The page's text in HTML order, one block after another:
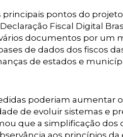
pontos do
Fiscal Digital
documentos por um
de dados dos fiscos
de estados e
poderiam aumentar
de evoluir sistemas e
que a simplificação dos
aos princípios da